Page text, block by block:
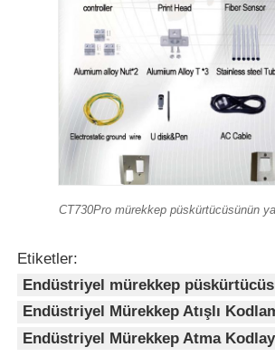
CT730Pro mürekkep püskürtücüsünün
Etiketler:
Endüstriyel mürekkep
Endüstriyel Mürekkep Atışlı
Endüstriyel Mürekkep Atma